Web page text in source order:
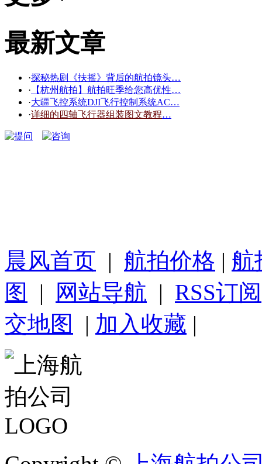
最新文章
·探秘热剧《扶摇》背后的航拍镜头…
· 【杭州航拍】航拍旺季给您高优性…
·大疆飞控系统DJI飞行控制系统AC…
·详细的四轴飞行器组装图文教程…
晨风首页 | 航拍价格 | 航
图
| 网站导航 | RSS订阅
交地图
| 加入收藏 |